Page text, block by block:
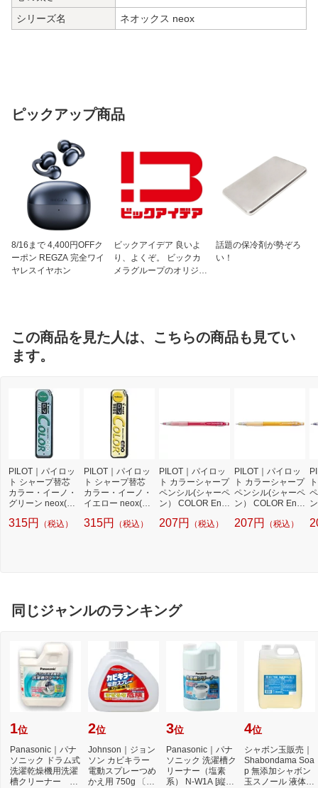
シリーズ名
ネオックス neox
ピックアップ商品
8/16まで 4,400円OFFク
ーポン REGZA 完全ワイ
ヤレスイヤホン
ビックアイデア 良いよ
り、よくぞ。 ビックカ
メラグループのオリジナ
話題の保冷剤が勢ぞろ
い！
この商品を見た人は、こちらの商品も見てい
ます。
PILOT｜パイロッ
ト シャープ替芯
カラー・イーノ・
グリーン neox(ネ
20-G [0.7mm]
315円 （税込）
PILOT｜パイロッ
ト シャープ替芯
カラー・イーノ・
イエロー neox(ネ
20-Y [0.7mm]
315円 （税込）
PILOT｜パイロッ
ト カラーシャープ
ペンシル(シャーペ
ン） COLOR Eno
レッド HCR-12R-
207円 （税込）
PILOT｜パイロッ
ト カラーシャープ
ペンシル(シャーペ
ン） COLOR Eno
オレンジ HCR-12
207円 （税込）
同じジャンルのランキング
1位
Panasonic｜パナ
ソニック ドラム式
洗濯乾燥機用洗濯
槽クリーナー N-
2位
Johnson｜ジョン
ソン カビキラー
電動スプレーつめ
かえ用 750g 〔お
3位
Panasonic｜パナ
ソニック 洗濯槽ク
リーナー（塩素
系） N-W1A [縦型
4位
シャボン玉販売｜
Shabondama Soa
p 無添加シャボン
玉スノール 液体タ